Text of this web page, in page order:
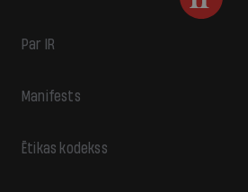
Par IR
Manifests
Ētikas kodekss